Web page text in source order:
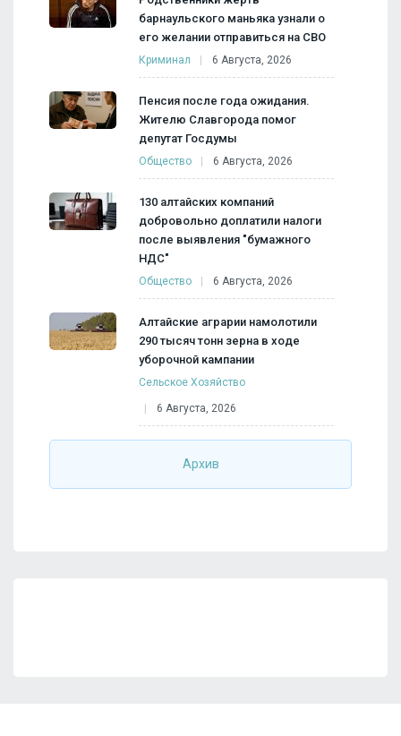
барнаульского маньяка узнали о
его желании отправиться на СВО
Криминал 6 Августа, 2026
Пенсия после года ожидания.
Жителю Славгорода помог
депутат Госдумы
Общество 6 Августа, 2026
130 алтайских компаний
добровольно доплатили налоги
после выявления "бумажного
НДС"
Общество 6 Августа, 2026
Алтайские аграрии намолотили
290 тысяч тонн зерна в ходе
уборочной кампании
Сельское Хозяйство
6 Августа, 2026
Архив